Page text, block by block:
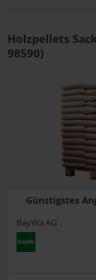
Holzpellets
98590)
Günstigstes
BayWa AG